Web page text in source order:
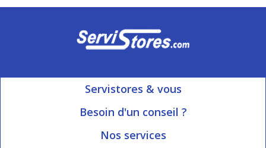
Servistores & vous
Mon compte
Besoin d'un conseil ?
Ouvert du Lundi au Vendredi
Nos services